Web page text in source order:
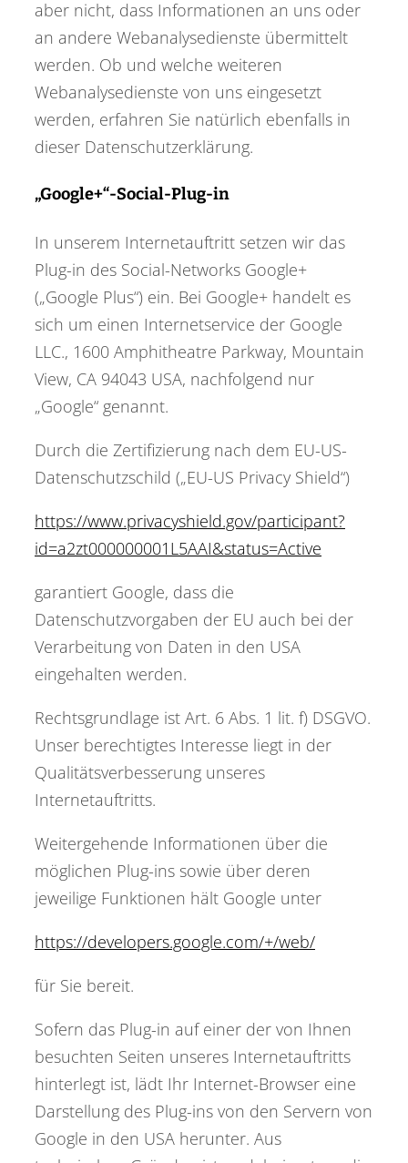
aber nicht, dass Informationen an uns oder
an andere Webanalysedienste übermittelt
werden. Ob und welche weiteren
Webanalysedienste von uns eingesetzt
werden, erfahren Sie natürlich ebenfalls in
dieser Datenschutzerklärung.
„Google+“-Social-Plug-in
In unserem Internetauftritt setzen wir das
Plug-in des Social-Networks Google+
(„Google Plus“) ein. Bei Google+ handelt es
sich um einen Internetservice der Google
LLC., 1600 Amphitheatre Parkway, Mountain
View, CA 94043 USA, nachfolgend nur
„Google“ genannt.
Durch die Zertifizierung nach dem EU-US-
Datenschutzschild („EU-US Privacy Shield“)
https://www.privacyshield.gov/participant?
id=a2zt000000001L5AAI&status=Active
garantiert Google, dass die
Datenschutzvorgaben der EU auch bei der
Verarbeitung von Daten in den USA
eingehalten werden.
Rechtsgrundlage ist Art. 6 Abs. 1 lit. f) DSGVO.
Unser berechtigtes Interesse liegt in der
Qualitätsverbesserung unseres
Internetauftritts.
Weitergehende Informationen über die
möglichen Plug-ins sowie über deren
jeweilige Funktionen hält Google unter
https://developers.google.com/+/web/
für Sie bereit.
Sofern das Plug-in auf einer der von Ihnen
besuchten Seiten unseres Internetauftritts
hinterlegt ist, lädt Ihr Internet-Browser eine
Darstellung des Plug-ins von den Servern von
Google in den USA herunter. Aus